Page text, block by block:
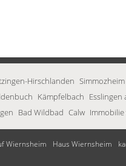
Hirschlanden Simmozheim
Kämpfelbach Esslingen
Bad Wildbad Calw
Wiernsheim Haus Wiernsheim